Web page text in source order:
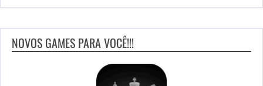
NOVOS GAMES PARA VOCÊ!!!